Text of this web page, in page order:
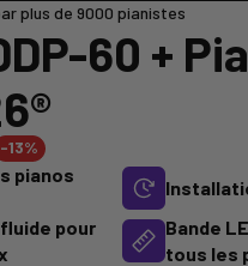
plus de 9000 pianistes
60 +
-13%
pianos
pour
Bande
tous les